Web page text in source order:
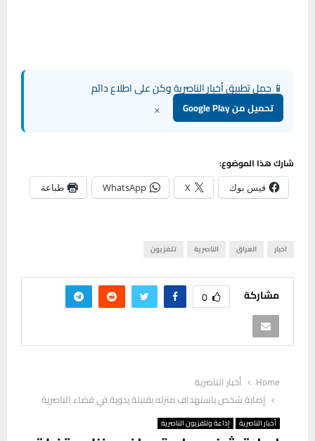
📱 حمل تطبيق أخبار الناصرية وكن على اطلاع دائم
تحميل من Google Play ×
شارك هذا الموضوع:
فيس بوك X
WhatsApp طباعة
اخبار العراق الناصرية تلفزيون
مشاركة 0
Home
أخبار الناصرية
إصابة شخص باستهداف منزله بقنبلة يدوية في قضاء الناصرية
أخبار الناصرية إذاعة وتلفزيون الناصرية